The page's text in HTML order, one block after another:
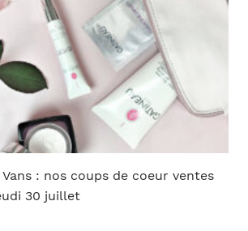
Vans : nos coups de coeur ventes
30 juillet